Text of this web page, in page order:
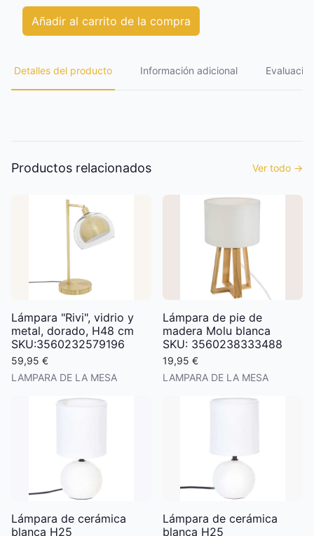
Añadir al carrito de la compra
Detalles del producto Información adicional
Productos relacionados Ver todo →
Lámpara "Rivi", vidrio y
metal, dorado, H48 cm
SKU:3560232579196
59,95 €
LAMPARA DE LA MESA
Lámpara de pie de
madera Molu blanca
SKU: 3560238333488
19,95 €
LAMPARA DE LA MESA
Lámpara de cerámica
blanca H25
Lámpara de cerámica
blanca H25